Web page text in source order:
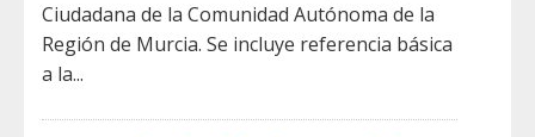
Ciudadana de la Comunidad Autónoma de la
Región de Murcia. Se incluye referencia básica
a la...